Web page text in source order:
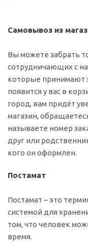
Самовывоз из
Вы можете забрать
сотрудничающих с
которые принимают
появится у вас в
город, вам придёт
магазин,
называете номер
друг или
кого он оформлен.
Постамат
Постамат – это
системой для
том, что человек
время.